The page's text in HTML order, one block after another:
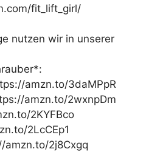
fit_lift_girl/
nutzen wir in unserer
amzn.to/3daMPpR
amzn.to/2wxnpDm
2KYFBco
2LcCEp1
amzn.to/2j8Cxgq